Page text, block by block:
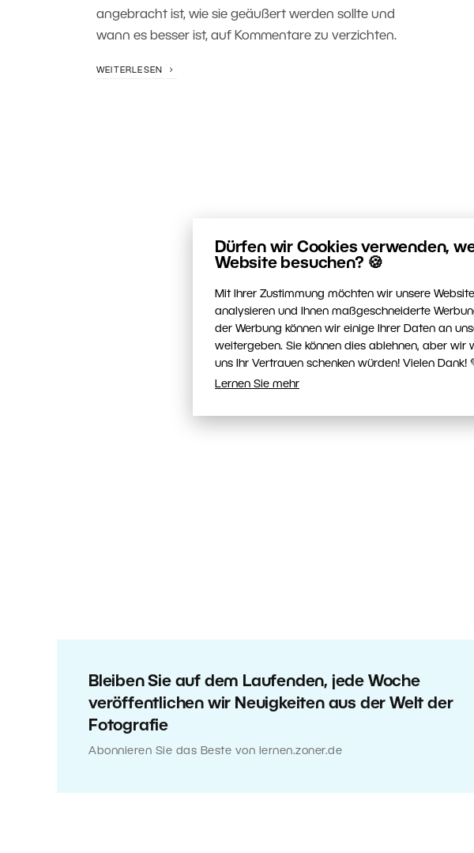
Dürfen wir Cookies verwenden,
Website besuchen? 🍪
Mit Ihrer Zustimmung möchten wir unsere
analysieren und Ihnen maßgeschneiderte
der Werbung können wir einige Ihrer Daten an
weitergeben. Sie können dies ablehnen, aber wir
uns Ihr Vertrauen schenken würden! Vielen Dank!
Lernen Sie mehr
angebracht ist, wie sie geäußert werden sollte und
wann es besser ist, auf Kommentare zu verzichten.
WEITERLESEN
Bleiben Sie auf dem Laufenden, jede Woche
veröffentlichen wir Neuigkeiten aus der Welt der
Fotografie
Abonnieren Sie das Beste von lernen.zoner.de